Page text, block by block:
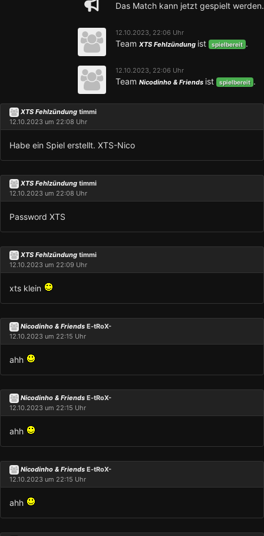
Das Match kann jetzt gespielt werden.
12.10.2023, 22:06 Uhr
Team XTS Fehlzündung ist spielbereit .
12.10.2023, 22:06 Uhr
Team Nicodinho & Friends ist spielbereit .
XTS Fehlzündung timmi
12.10.2023 um 22:08 Uhr
Habe ein Spiel erstellt. XTS-Nico
XTS Fehlzündung timmi
12.10.2023 um 22:08 Uhr
Password XTS
XTS Fehlzündung timmi
12.10.2023 um 22:09 Uhr
xts klein
Nicodinho & Friends E-tRoX-
12.10.2023 um 22:15 Uhr
ahh
Nicodinho & Friends E-tRoX-
12.10.2023 um 22:15 Uhr
ahh
Nicodinho & Friends E-tRoX-
12.10.2023 um 22:15 Uhr
ahh